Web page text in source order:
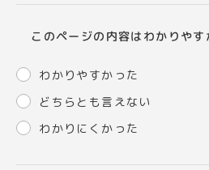
このページの内容はわかりやす
わかりやすかった
どちらとも言えない
わかりにくかった